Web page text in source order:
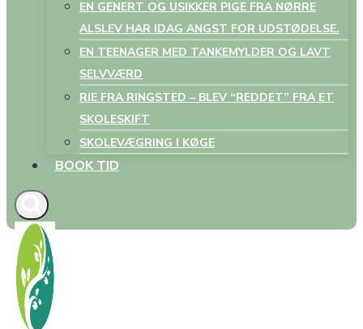
EN GENERT OG USIKKER PIGE FRA NØRRE
ALSLEV HAR IDAG ANGST FOR UDSTØDELSE.
EN TEENAGER MED TANKEMYLDER OG LAVT
SELVVÆRD
RIE FRA RINGSTED – BLEV “REDDET” FRA ET
SKOLESKIFT
SKOLEVÆGRING I KØGE
BOOK TID